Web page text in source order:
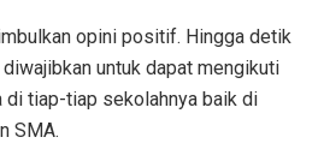
opini positif. Hingga detik
untuk dapat mengikuti
di tiap-tiap sekolahnya baik di
SMA.